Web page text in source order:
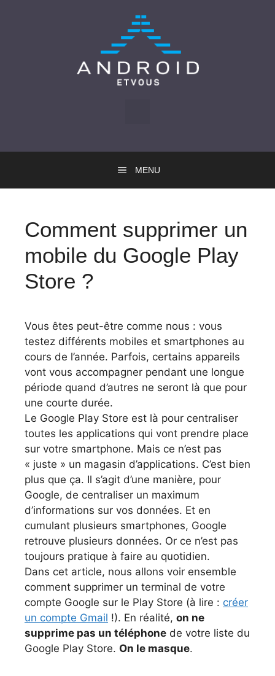
MENU
Comment supprimer un
mobile du Google Play
Store ?
Vous êtes peut-être comme nous : vous
testez différents mobiles et smartphones au
cours de l’année. Parfois, certains appareils
vont vous accompagner pendant une longue
période quand d’autres ne seront là que pour
une courte durée.
Le Google Play Store est là pour centraliser
toutes les applications qui vont prendre place
sur votre smartphone. Mais ce n’est pas
« juste » un magasin d’applications. C’est bien
plus que ça. Il s’agit d’une manière, pour
Google, de centraliser un maximum
d’informations sur vos données. Et en
cumulant plusieurs smartphones, Google
retrouve plusieurs données. Or ce n’est pas
toujours pratique à faire au quotidien.
Dans cet article, nous allons voir ensemble
comment supprimer un terminal de votre
compte Google sur le Play Store (à lire : créer
un compte Gmail !). En réalité, on ne
supprime pas un téléphone de votre liste du
Google Play Store. On le masque.